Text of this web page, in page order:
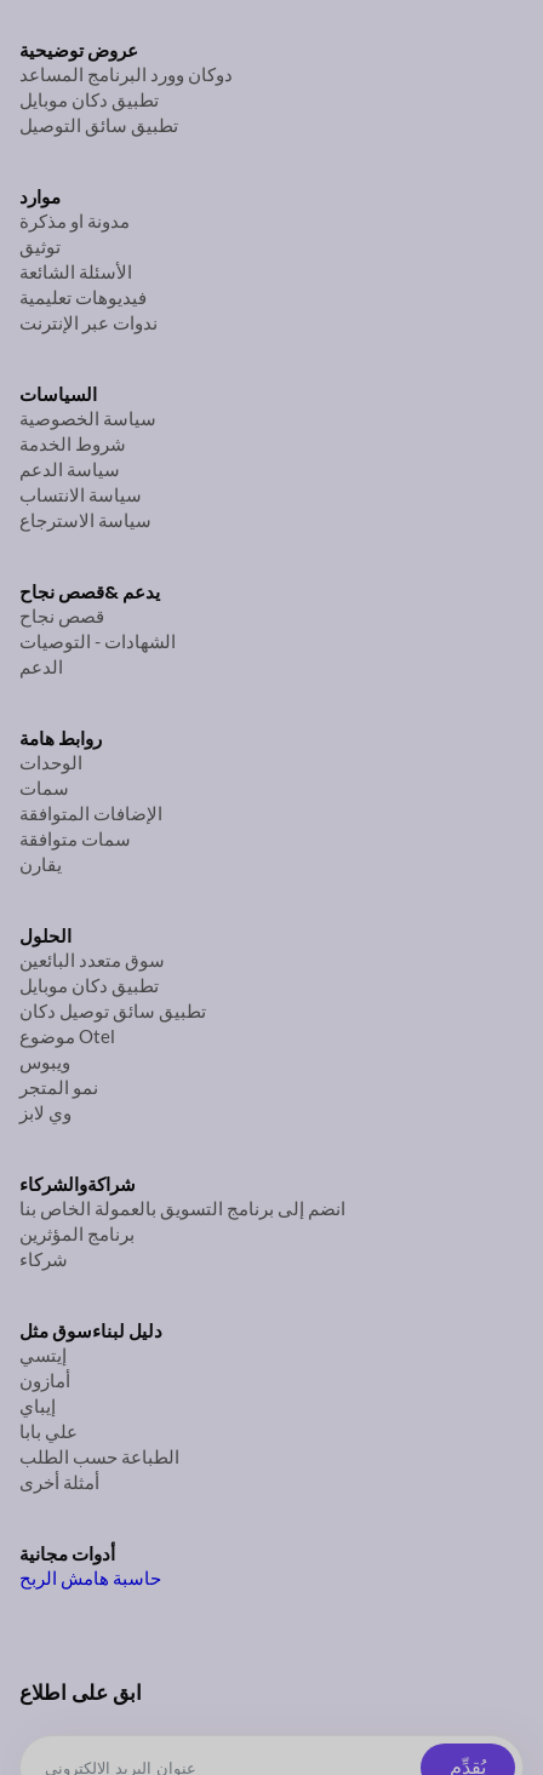
عروض توضيحية
دوكان وورد البرنامج المساعد
تطبيق دكان موبايل
تطبيق سائق التوصيل
موارد
مدونة او مذكرة
توثيق
الأسئلة الشائعة
فيديوهات تعليمية
ندوات عبر الإنترنت
السياسات
سياسة الخصوصية
شروط الخدمة
سياسة الدعم
سياسة الانتساب
سياسة الاسترجاع
يدعم &قصص نجاح
قصص نجاح
الشهادات - التوصيات
الدعم
روابط هامة
الوحدات
سمات
الإضافات المتوافقة
سمات متوافقة
يقارن
الحلول
سوق متعدد البائعين
تطبيق دكان موبايل
تطبيق سائق توصيل دكان
موضوع Otel
ويبوس
نمو المتجر
وي لابز
شراكةوالشركاء
انضم إلى برنامج التسويق بالعمولة الخاص بنا
برنامج المؤثرين
شركاء
دليل لبناءسوق مثل
إيتسي
أمازون
إيباي
علي بابا
الطباعة حسب الطلب
أمثلة أخرى
أدوات مجانية
حاسبة هامش الربح
ابق على اطلاع
يُقدِّم